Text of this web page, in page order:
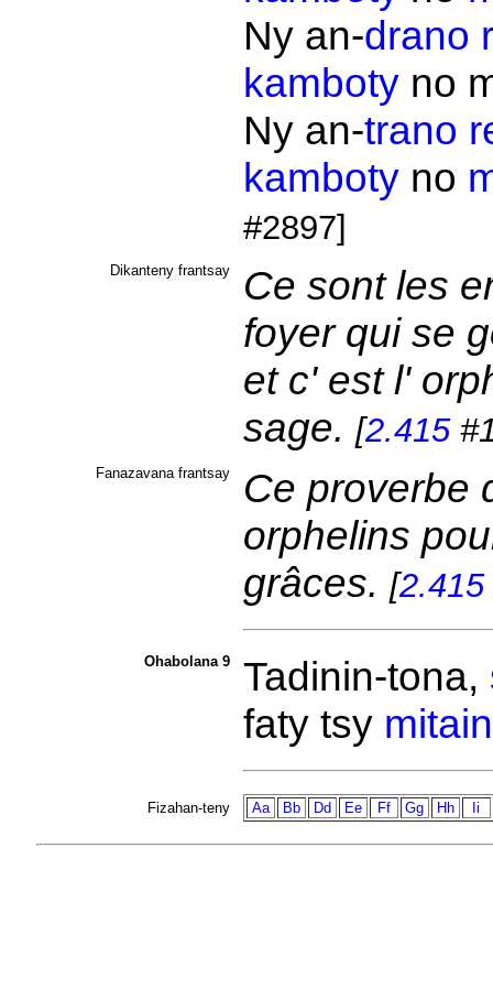
Ny an-drano
kambotyno
Ny an-trano
kambotyno
#2897]
Dikanteny frantsay
Ce sont les
foyer qui se
et c' est l'
sage. [2.415
Fanazavana frantsay
Ce proverbe
orphelins
grâces. [2.415
Ohabolana 9 Tadinin-tona,
faty tsy
Fizahan-teny Aa Bb Dd Ee Ff Gg Hh Ii